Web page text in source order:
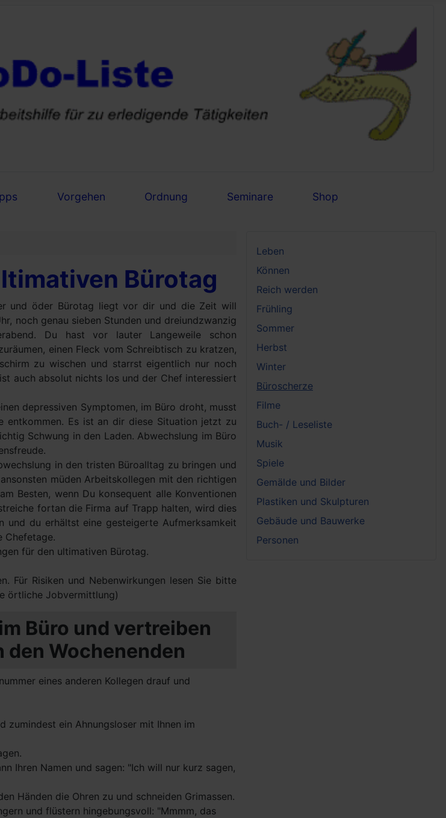
Vorgehen Ordnung Seminare Shop
Bürotag
und öder Bürotag liegt vor dir und die Zeit will
noch genau sieben Stunden und dreiundzwanzig
Du hast vor lauter Langeweile schon
einen Fleck vom Schreibtisch zu kratzen,
zu wischen und starrst eigentlich nur noch
auch absolut nichts los und der Chef interessiert
depressiven Symptomen, im Büro droht, musst
entkommen. Es ist an dir diese Situation jetzt zu
Schwung in den Laden. Abwechslung im Büro
in den tristen Büroalltag zu bringen und
müden Arbeitskollegen mit den richtigen
Besten, wenn Du konsequent alle Konventionen
fortan die Firma auf Trapp halten, wird dies
und du erhältst eine gesteigerte Aufmerksamkeit
Chefetage.
für den ultimativen Bürotag.
Für Risiken und Nebenwirkungen lesen Sie bitte
örtliche Jobvermittlung)
Büro und vertreiben
Wochenenden
eines anderen Kollegen drauf und
zumindest ein Ahnungsloser mit Ihnen im
Ihren Namen und sagen: "Ich will nur kurz sagen,
Händen die Ohren zu und schneiden Grimassen.
und flüstern hingebungsvoll: "Mmmm, das
Leben
Können
Reich werden
Frühling
Sommer
Herbst
Winter
Büroscherze
Filme
Buch- / Leseliste
Musik
Spiele
Gemälde und Bilder
Plastiken und Skulpturen
Gebäude und Bauwerke
Personen